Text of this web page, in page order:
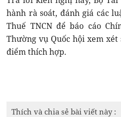
hành rà soát, đánh giá các
Thuế TNCN để báo cáo
Thường vụ Quốc hội xem
điểm thích hợp.
Thích và chia sẻ bài viết này :